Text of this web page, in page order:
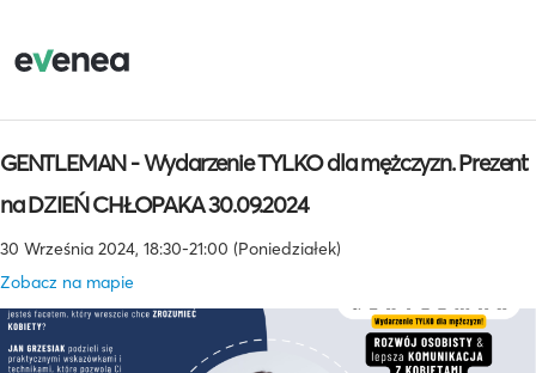
GENTLEMAN - Wydarzenie TYLKO dla mężczyzn. Prezent
na DZIEŃ CHŁOPAKA 30.09.2024
30 Września 2024, 18:30-21:00 (Poniedziałek)
Zobacz na mapie